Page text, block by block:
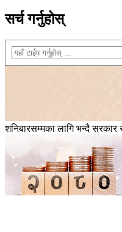
सर्च गर्नुहोस्
शनिबारसम्मका लागि भन्दै सरकार